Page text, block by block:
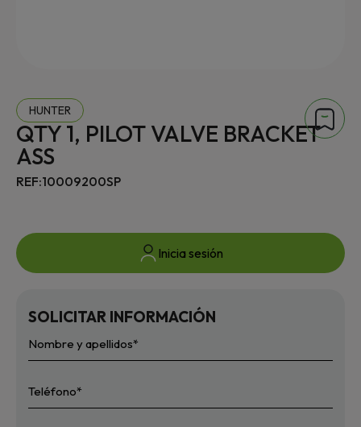
HUNTER
QTY 1, PILOT VALVE BRACKET
ASS
REF:10009200SP
Inicia sesión
SOLICITAR INFORMACIÓN